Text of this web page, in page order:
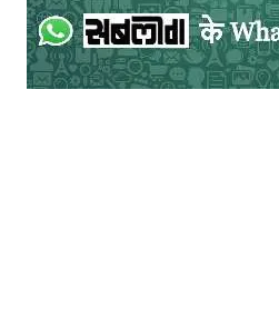
साथ सही मौके का इंतजार
बाद निदेशक श्रीवास्तव